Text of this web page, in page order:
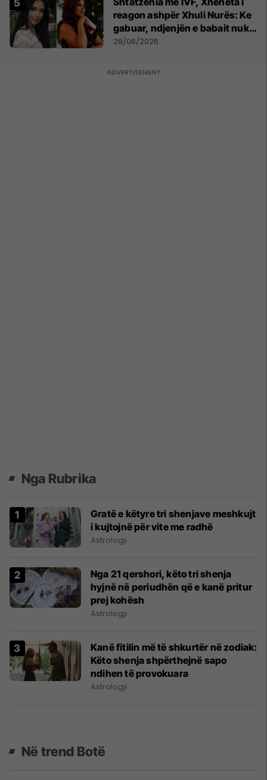
reagon ashpër Xhuli Nurës: Ke
gabuar, ndjenjën e babait nuk
mund t'ia plotësosh kurrë
28/06/2026
Nga Rubrika
Gratë e këtyre tri shenjave meshkujt
i kujtojnë për vite me radhë
Astrologji
Nga 21 qershori, këto tri shenja
hyjnë në periudhën që e kanë pritur
prej kohësh
Astrologji
Kanë fitilin më të shkurtër në zodiak:
Këto shenja shpërthejnë sapo
ndihen të provokuara
Astrologji
Në trend Botë